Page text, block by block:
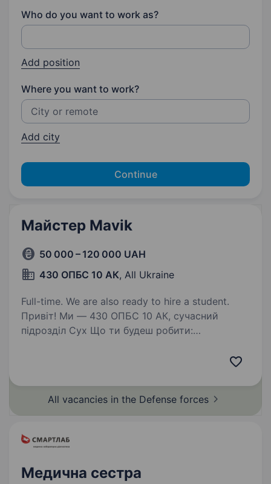
Who do you want to work as?
Add position
Where you want to work?
Add city
Continue
Майстер Mavik
50 000 – 120 000 UAH
430 ОПБС 10 АК, All Ukraine
Full-time. We are also ready to hire a student.
Привіт! Ми — 430 ОПБС 10 АК, сучасний
підрозділ Сух Що ти будеш робити:
їхньої…
All vacancies in the Defense forces
Медична сестра